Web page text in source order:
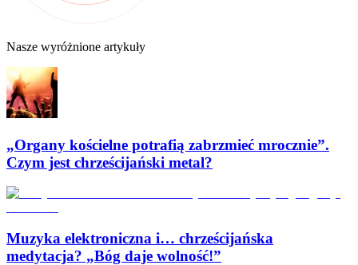
Nasze wyróżnione artykuły
„Organy kościelne potrafią zabrzmieć mrocznie”.
Czym jest chrześcijański metal?
Muzyka elektroniczna i… chrześcijańska
medytacja? „Bóg daje wolność!”